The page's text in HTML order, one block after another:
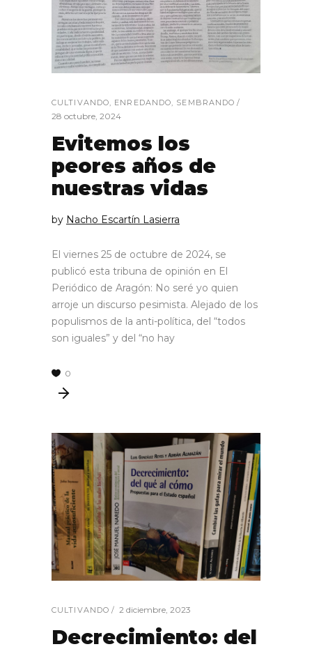
CULTIVANDO, ENREDANDO, SEMBRANDO
28 octubre, 2024
Evitemos los
peores años de
nuestras vidas
by Nacho Escartín Lasierra
El viernes 25 de octubre de 2024, se
publicó esta tribuna de opinión en El
Periódico de Aragón: No seré yo quien
arroje un discurso pesimista. Alejado de los
populismos de la anti-política, del “todos
son iguales” y del “no hay
0
CULTIVANDO 2 diciembre, 2023
Decrecimiento: del